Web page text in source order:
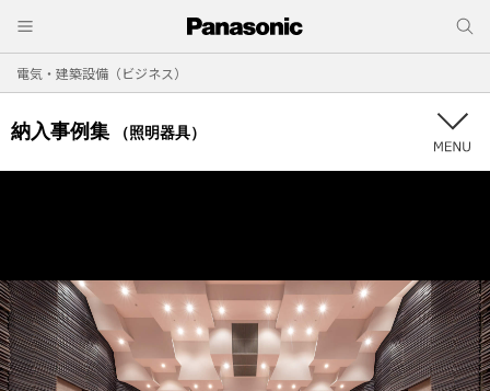
電気・建築設備（ビジネス）
納入事例集 （照明器具）